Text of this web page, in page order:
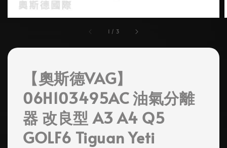
1 / 3
【奧斯德VAG】
06H103495AC 油氣分離
器 改良型 A3 A4 Q5
GOLF6 Tiguan Yeti